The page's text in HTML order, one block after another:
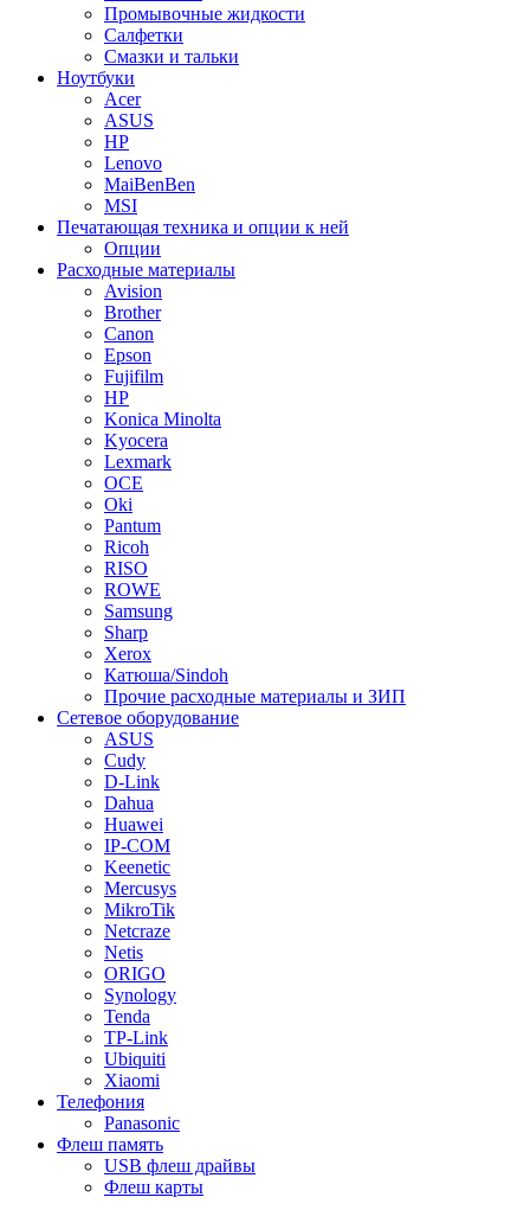
Промывочные жидкости
Салфетки
Смазки и тальки
Ноутбуки
Acer
ASUS
HP
Lenovo
MaiBenBen
MSI
Печатающая техника и опции к ней
Опции
Расходные материалы
Avision
Brother
Canon
Epson
Fujifilm
HP
Konica Minolta
Kyocera
Lexmark
OCE
Oki
Pantum
Ricoh
RISO
ROWE
Samsung
Sharp
Xerox
Катюша/Sindoh
Прочие расходные материалы и ЗИП
Сетевое оборудование
ASUS
Cudy
D-Link
Dahua
Huawei
IP-COM
Keenetic
Mercusys
MikroTik
Netcraze
Netis
ORIGO
Synology
Tenda
TP-Link
Ubiquiti
Xiaomi
Телефония
Panasonic
Флеш память
USB флеш драйвы
Флеш карты